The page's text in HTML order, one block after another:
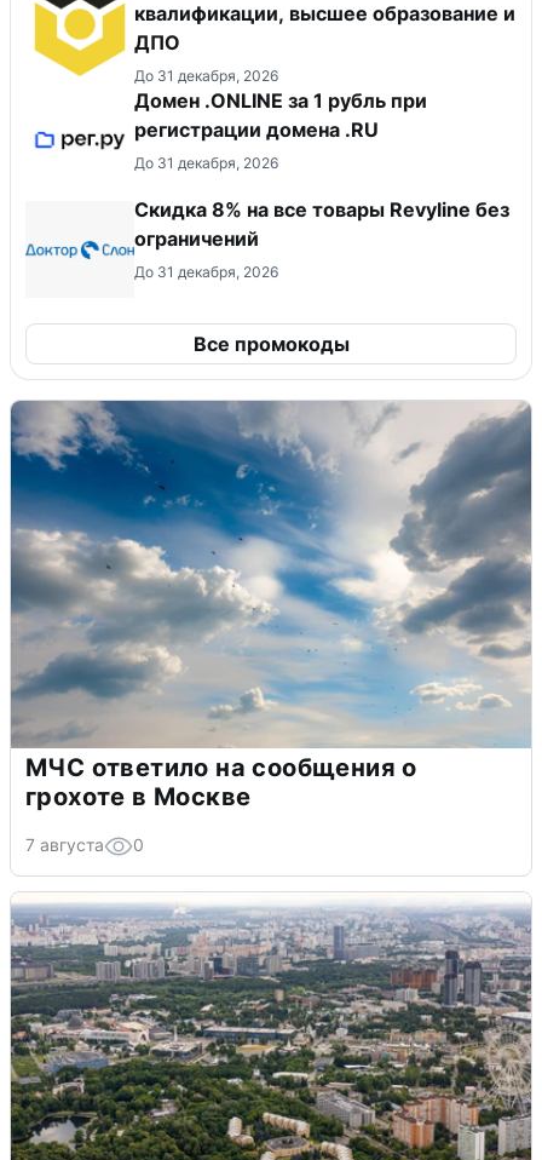
квалификации, высшее образование и
ДПО
До 31 декабря, 2026
Домен .ONLINE за 1 рубль при
регистрации домена .RU
До 31 декабря, 2026
​Скидка 8% на все товары Revyline без
ограничений
До 31 декабря, 2026
Все промокоды
МЧС ответило на сообщения о
грохоте в Москве
7 августа 0